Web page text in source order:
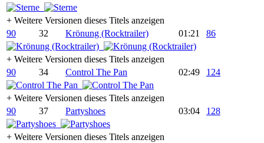
+ Weitere Versionen dieses Titels anzeigen
90
32 Krönung (Rocktrailer) 01:21 86
+ Weitere Versionen dieses Titels anzeigen
90
34 Control The Pan 02:49 124
+ Weitere Versionen dieses Titels anzeigen
90
37 Partyshoes 03:04 128
+ Weitere Versionen dieses Titels anzeigen